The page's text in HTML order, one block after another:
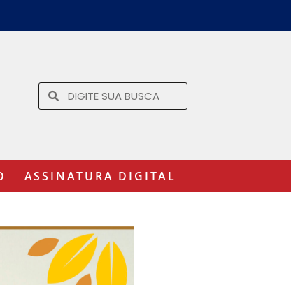
ASSINATURA DIGITAL